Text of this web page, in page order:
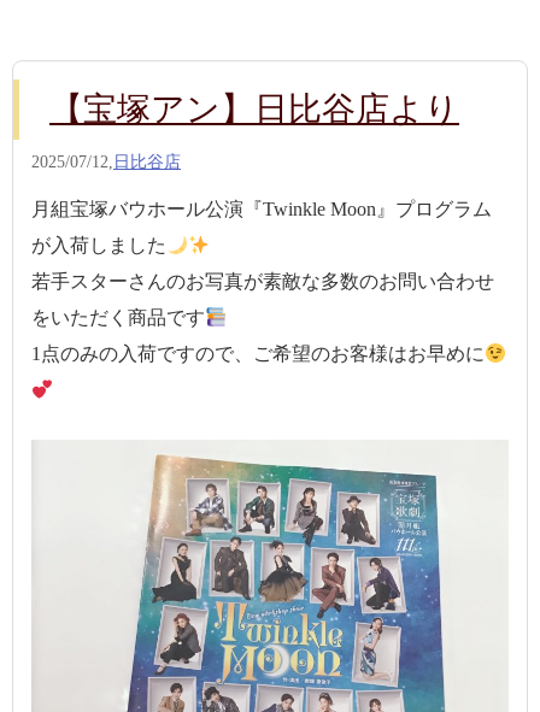
【宝塚アン】日比谷店より
2025/07/12, 日比谷店
月組宝塚バウホール公演『Twinkle Moon』プログラム
が入荷しました
若手スターさんのお写真が素敵な多数のお問い合わせ
をいただく商品です
1点のみの入荷ですので、ご希望のお客様はお早めに